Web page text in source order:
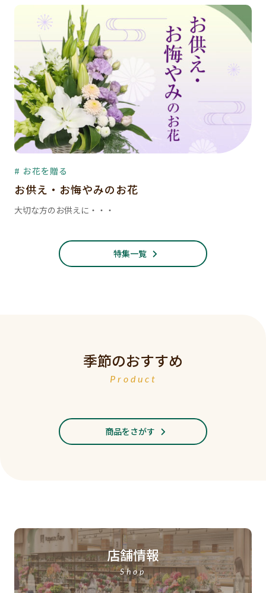
# お花を贈る
お供え・お悔やみのお花
大切な方のお供えに・・・
特集一覧
季節のおすすめ
Product
商品をさがす
店舗情報
Shop